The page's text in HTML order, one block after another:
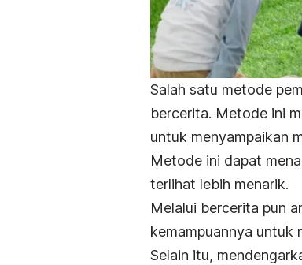
Salah satu metode
bercerita. Metode ini
untuk menyampaikan
Metode ini dapat
terlihat lebih menarik.
Melalui bercerita pun
kemampuannya untuk
Selain itu,